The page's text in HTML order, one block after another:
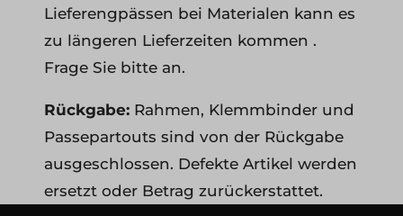
Lieferengpässen bei Materialen kann es
zu längeren Lieferzeiten kommen .
Frage Sie bitte an.
Rückgabe: Rahmen, Klemmbinder und
Passepartouts sind von der Rückgabe
ausgeschlossen. Defekte Artikel werden
ersetzt oder Betrag zurückerstattet.